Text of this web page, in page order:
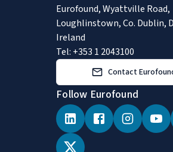
Eurofound, Wyattville Road,
Loughlinstown, Co. Dublin,
Ireland
Tel: +353 1 2043100
Contact
Follow Eurofound